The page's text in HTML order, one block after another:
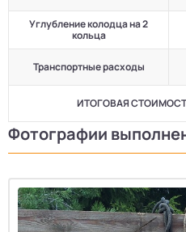
Углубление колодца на 2
кольца
Транспортные расходы
ИТОГОВАЯ
Фотографии